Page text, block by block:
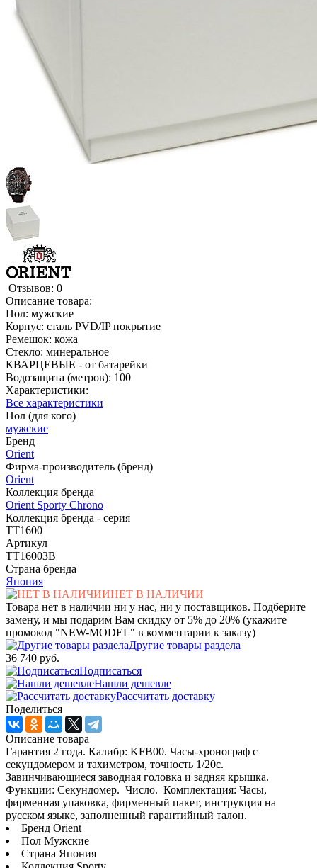
Отзывов: 0
Описание товара:
Пол: мужские
Корпус: сталь PVD/IP покрытие
Ремешок: кожа
Стекло: минеральное
КВАРЦЕВЫЕ - от батарейки
Водозащита (метров): 100
Характеристики:
Все характеристики
Пол (для кого)
мужские
Бренд
Orient
Фирма-производитель (бренд)
Orient
Коллекция бренда
Orient Sporty Chrono
Коллекция бренда - серия
TT1600
Артикул
TT16003B
Страна бренда
Япония
НЕТ В НАЛИЧИИ
Товара нет в наличии ни у нас, ни у поставщиков. Подберите
замену, и мы подарим Вам скидку от 5% до 20% (укажите
промокод "NEW-MODEL" в комментарии к заказу)
Другие товары раздела
36 740 руб.
Подписаться
Нашли дешевле
Рассчитать доставку
Поделиться
Описание товара
Гарантия 2 года. Калибр: KFB00. Часы-хронограф с
секундомером и тахиметром, точность 1/20c.
Завинчивающиеся заводная головка и задняя крышка.
Функции: Секундомер. Число. Комплектация: Часы,
фирменная упаковка, фирменный пакет, инструкция на
русском языке, заполненный гарантийный талон.
Бренд Orient
Пол Мужские
Страна Япония